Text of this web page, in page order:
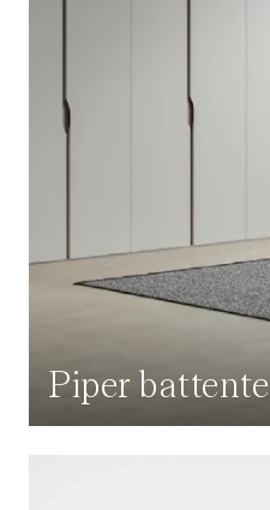
Piper battente